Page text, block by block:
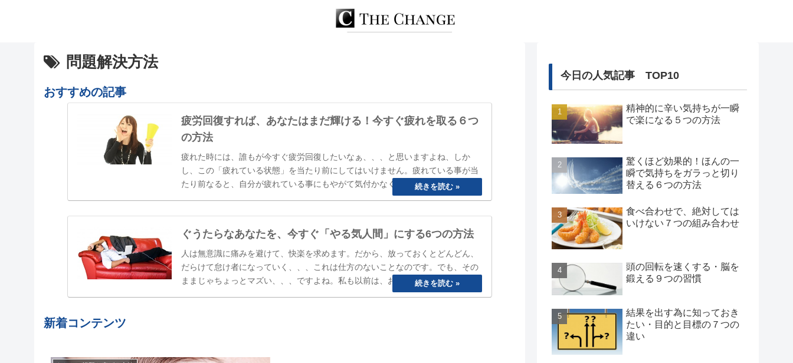
問題解決方法
おすすめの記事
疲労回復すれば、あなたはまだ輝ける！今すぐ疲れを取る６つ
の方法
疲れた時には、誰もが今すぐ疲労回復したいなぁ、、、と思いますよね、しか
し、この「疲れている状態」を当たり前にしてはいけません。疲れている事が当
たり前なると、自分が疲れている事にもやがて気付かなくなってしまいます。
「最近疲れていますよね」と誰かに声を掛けられるまで、自分は大丈夫と思って
ぐうたらなあなたを、今すぐ「やる気人間」にする6つの方法
人は無意識に痛みを避けて、快楽を求めます。だから、放っておくとどんどん、
だらけて怠け者になっていく、、、これは仕方のないことなのです。でも、その
ままじゃちょっとマズい、、、ですよね。私も以前は、おもいきり、「ぐうたら
属性」でした。食べたら寝る、めんどくさいから明日でいいや、、と言い続けて
新着コンテンツ
今日の人気記事 TOP10
精神的に辛い気持ちが一瞬
で楽になる５つの方法
驚くほど効果的！ほんの一
瞬で気持ちをガラっと切り
替える６つの方法
食べ合わせで、絶対しては
いけない７つの組み合わせ
頭の回転を速くする・脳を
鍛える９つの習慣
結果を出す為に知っておき
たい・目的と目標の７つの
違い